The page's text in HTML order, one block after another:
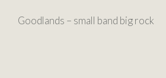
Goodlands – small band big rock